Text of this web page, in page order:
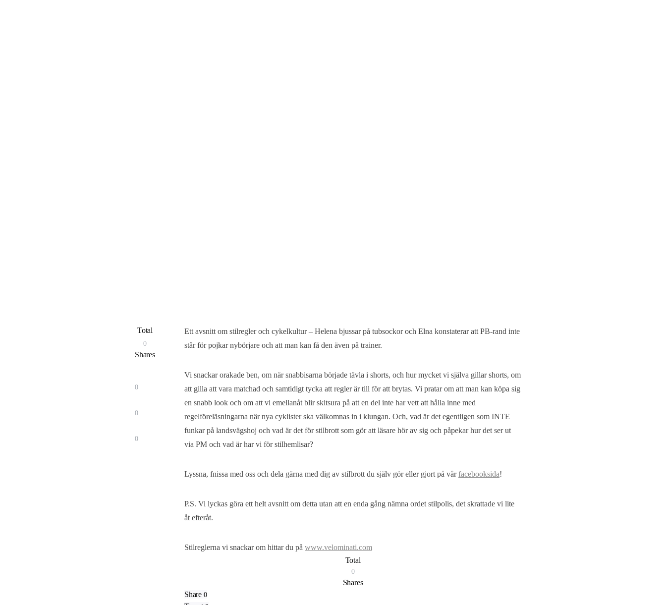
Total
0
Shares
0
0
0
Ett avsnitt om stilregler och cykelkultur – Helena bjussar på tubsockor och Elna konstaterar att PB-rand inte
står för pojkar nybörjare och att man kan få den även på trainer.
Vi snackar orakade ben, om när snabbisarna började tävla i shorts, och hur mycket vi själva gillar shorts, om
att gilla att vara matchad och samtidigt tycka att regler är till för att brytas. Vi pratar om att man kan köpa sig
en snabb look och om att vi emellanåt blir skitsura på att en del inte har vett att hålla inne med
regelföreläsningarna när nya cyklister ska välkomnas in i klungan. Och, vad är det egentligen som INTE
funkar på landsvägshoj och vad är det för stilbrott som gör att läsare hör av sig och påpekar hur det ser ut
via PM och vad är har vi för stilhemlisar?
Lyssna, fnissa med oss och dela gärna med dig av stilbrott du själv gör eller gjort på vårfacebooksida!
P.S. Vi lyckas göra ett helt avsnitt om detta utan att en enda gång nämna ordet stilpolis, det skrattade vi lite
åt efteråt.
Stilreglerna vi snackar om hittar du på www.velominati.com
Total
0
Shares
Share 0